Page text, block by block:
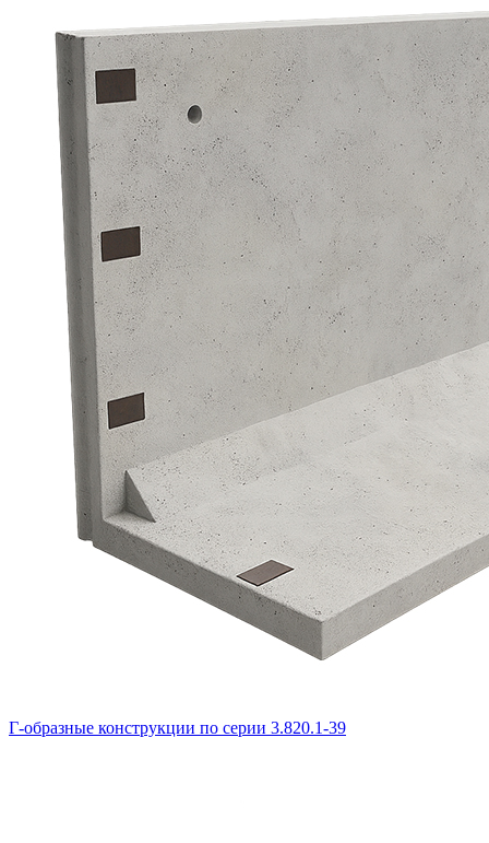
Г-образные конструкции по серии 3.820.1-39